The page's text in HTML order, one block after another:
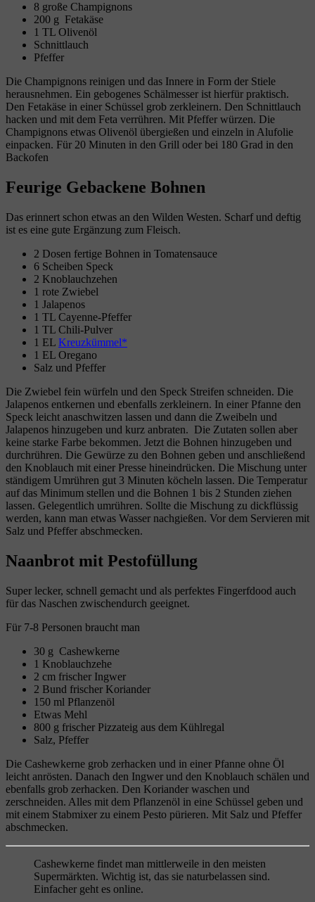
8 große Champignons
200 g Fetakäse
1 TL Olivenöl
Schnittlauch
Pfeffer
Die Champignons reinigen und das Innere in Form der Stiele
herausnehmen. Ein gebogenes Schälmesser ist hierfür praktisch.
Den Fetakäse in einer Schüssel grob zerkleinern. Den Schnittlauch
hacken und mit dem Feta verrühren. Mit Pfeffer würzen. Die
Champignons etwas Olivenöl übergießen und einzeln in Alufolie
einpacken. Für 20 Minuten in den Grill oder bei 180 Grad in den
Backofen
Feurige Gebackene Bohnen
Das erinnert schon etwas an den Wilden Westen. Scharf und deftig
ist es eine gute Ergänzung zum Fleisch.
2 Dosen fertige Bohnen in Tomatensauce
6 Scheiben Speck
2 Knoblauchzehen
1 rote Zwiebel
1 Jalapenos
1 TL Cayenne-Pfeffer
1 TL Chili-Pulver
1 EL Kreuzkümmel
1 EL Oregano
Salz und Pfeffer
Die Zwiebel fein würfeln und den Speck Streifen schneiden. Die
Jalapenos entkernen und ebenfalls zerkleinern. In einer Pfanne den
Speck leicht anaschwitzen lassen und dann die Zweibeln und
Jalapenos hinzugeben und kurz anbraten. Die Zutaten sollen aber
keine starke Farbe bekommen. Jetzt die Bohnen hinzugeben und
durchrühren. Die Gewürze zu den Bohnen geben und anschließend
den Knoblauch mit einer Presse hineindrücken. Die Mischung unter
ständigem Umrühren gut 3 Minuten köcheln lassen. Die Temperatur
auf das Minimum stellen und die Bohnen 1 bis 2 Stunden ziehen
lassen. Gelegentlich umrühren. Sollte die Mischung zu dickflüssig
werden, kann man etwas Wasser nachgießen. Vor dem Servieren mit
Salz und Pfeffer abschmecken.
Naanbrot mit Pestofüllung
Super lecker, schnell gemacht und als perfektes Fingerfdood auch
für das Naschen zwischendurch geeignet.
Für 7-8 Personen braucht man
30 g Cashewkerne
1 Knoblauchzehe
2 cm frischer Ingwer
2 Bund frischer Koriander
150 ml Pflanzenöl
Etwas Mehl
800 g frischer Pizzateig aus dem Kühlregal
Salz, Pfeffer
Die Cashewkerne grob zerhacken und in einer Pfanne ohne Öl
leicht anrösten. Danach den Ingwer und den Knoblauch schälen und
ebenfalls grob zerhacken. Den Koriander waschen und
zerschneiden. Alles mit dem Pflanzenöl in eine Schüssel geben und
mit einem Stabmixer zu einem Pesto pürieren. Mit Salz und Pfeffer
abschmecken.
Cashewkerne findet man mittlerweile in den meisten
Supermärkten. Wichtig ist, das sie naturbelassen sind.
Einfacher geht es online.